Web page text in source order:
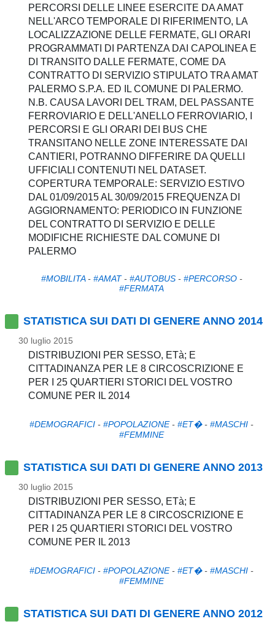
PERCORSI DELLE LINEE ESERCITE DA AMAT
NELL'ARCO TEMPORALE DI RIFERIMENTO, LA
LOCALIZZAZIONE DELLE FERMATE, GLI ORARI
PROGRAMMATI DI PARTENZA DAI CAPOLINEA E
DI TRANSITO DALLE FERMATE, COME DA
CONTRATTO DI SERVIZIO STIPULATO TRA AMAT
PALERMO S.P.A. ED IL COMUNE DI PALERMO.
N.B. CAUSA LAVORI DEL TRAM, DEL PASSANTE
FERROVIARIO E DELL'ANELLO FERROVIARIO, I
PERCORSI E GLI ORARI DEI BUS CHE
TRANSITANO NELLE ZONE INTERESSATE DAI
CANTIERI, POTRANNO DIFFERIRE DA QUELLI
UFFICIALI CONTENUTI NEL DATASET.
COPERTURA TEMPORALE: SERVIZIO ESTIVO
DAL 01/09/2015 AL 30/09/2015 FREQUENZA DI
AGGIORNAMENTO: PERIODICO IN FUNZIONE
DEL CONTRATTO DI SERVIZIO E DELLE
MODIFICHE RICHIESTE DAL COMUNE DI
PALERMO
#MOBILITA- #AMAT- #AUTOBUS- #PERCORSO-
#FERMATA
STATISTICA SUI DATI DI GENERE ANNO 2014
30 luglio 2015
DISTRIBUZIONI PER SESSO, ETà; E
CITTADINANZA PER LE 8 CIRCOSCRIZIONE E
PER I 25 QUARTIERI STORICI DEL VOSTRO
COMUNE PER IL 2014
#DEMOGRAFICI -#POPOLAZIONE-#ET�-#MASCHI -
#FEMMINE
STATISTICA SUI DATI DI GENERE ANNO 2013
30 luglio 2015
DISTRIBUZIONI PER SESSO, ETà; E
CITTADINANZA PER LE 8 CIRCOSCRIZIONE E
PER I 25 QUARTIERI STORICI DEL VOSTRO
COMUNE PER IL 2013
#DEMOGRAFICI -#POPOLAZIONE-#ET�-#MASCHI -
#FEMMINE
STATISTICA SUI DATI DI GENERE ANNO 2012